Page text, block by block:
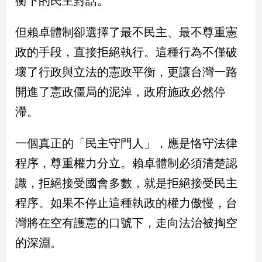
情
藝
術
／
文
／
薦
科
遊
戲
運
動
但賴卓體制卻選擇了最不民主、最不尊重憲
政的手段，直接拒絕執行。這種行為不僅破
壞了行政與立法的憲政平衡，更讓台灣一路
開進了憲政僵局的泥淖，政府施政必然停
滯。
一個真正的「民主守門人」，應是恪守法律
程序，尊重權力分立。賴卓體制必須清楚認
識，拒絕接受國會多數，就是拒絕接受民主
程序。如果不停止這種執政的權力傲慢，台
灣將在空有護憲的口號下，走向法治被掏空
的深淵。